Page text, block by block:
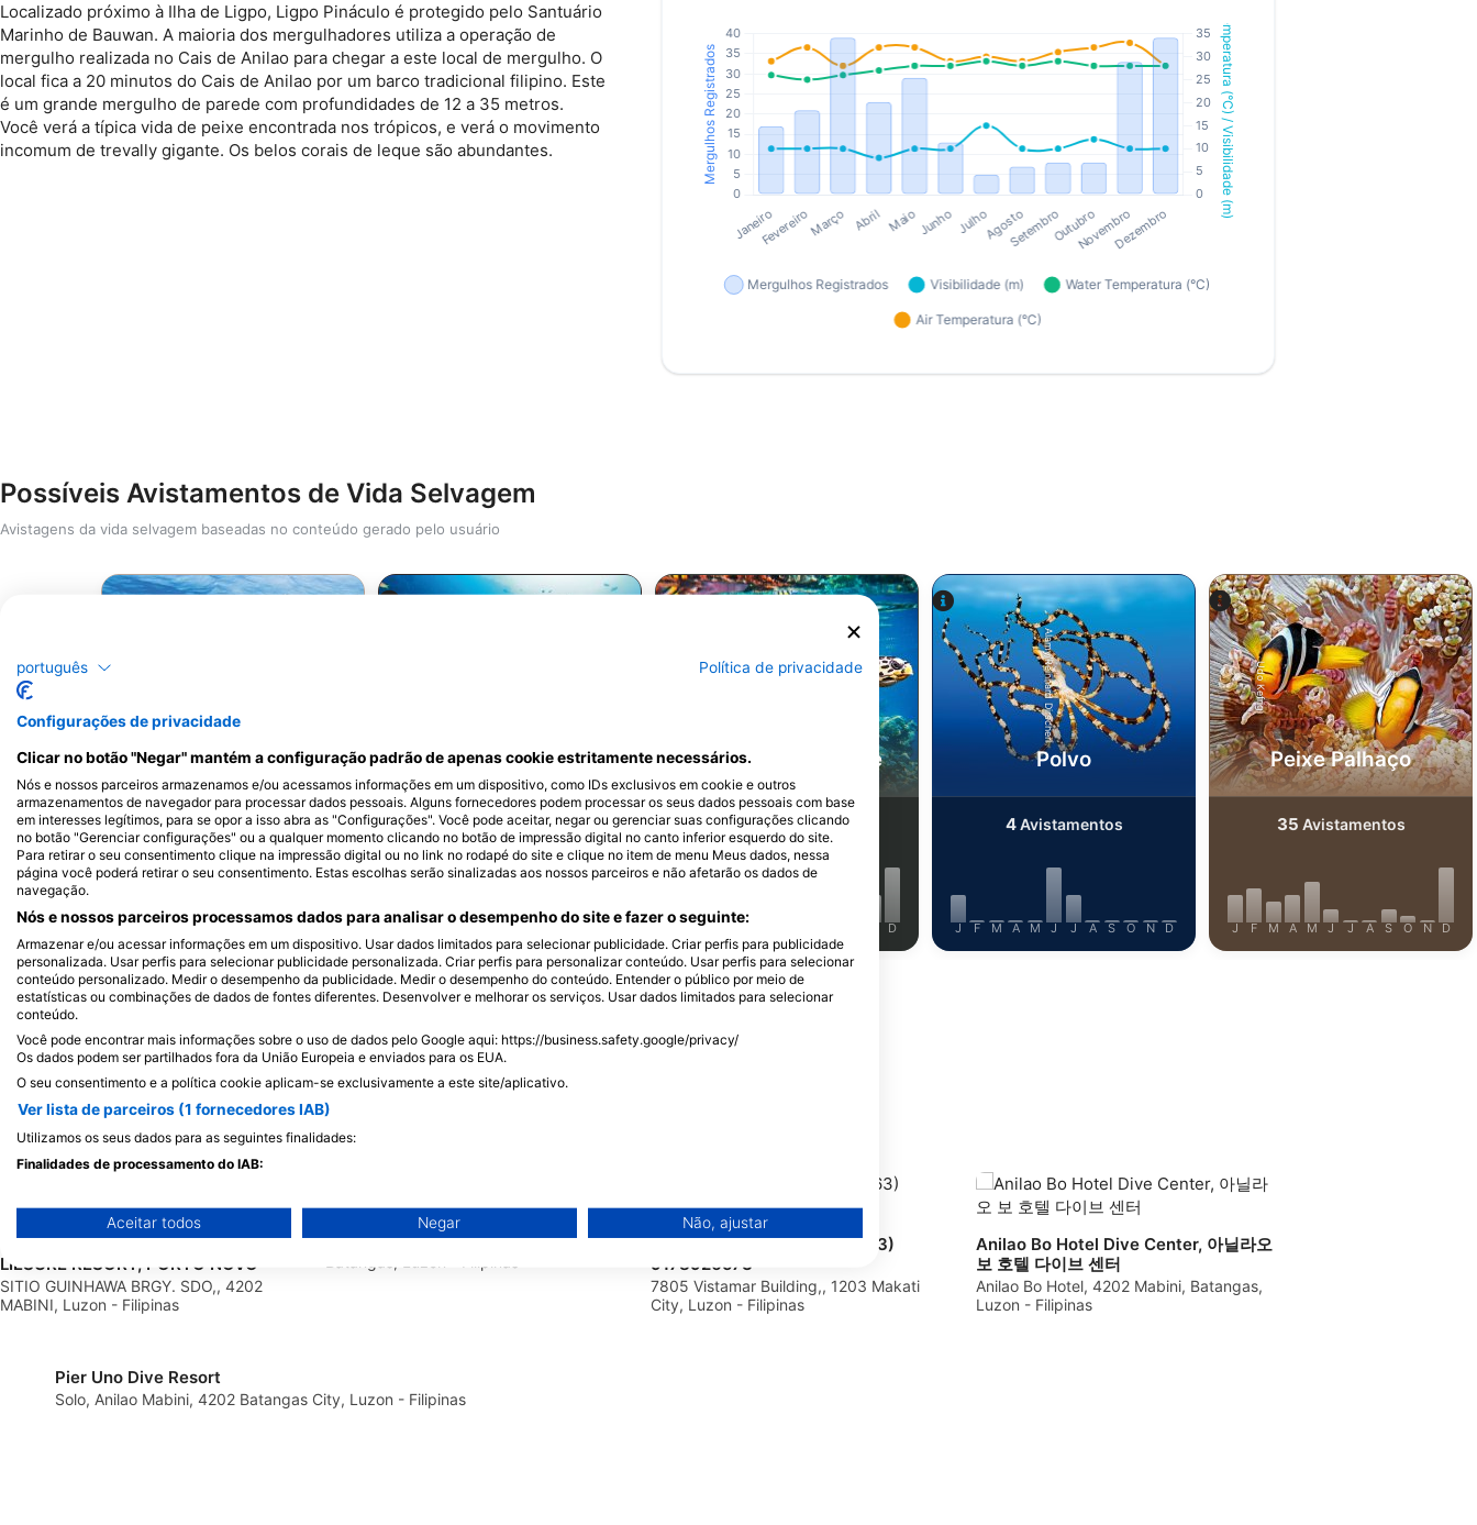
Localizado próximo à Ilha de Ligpo, Ligpo Pináculo é protegido pelo Santuário
Marinho de Bauwan. A maioria dos mergulhadores utiliza a operação de
mergulho realizada no Cais de Anilao para chegar a este local de mergulho. O
local fica a 20 minutos do Cais de Anilao por um barco tradicional filipino. Este
é um grande mergulho de parede com profundidades de 12 a 35 metros.
Você verá a típica vida de peixe encontrada nos trópicos, e verá o movimento
incomum de trevally gigante. Os belos corais de leque são abundantes.
Possíveis Avistamentos de Vida Selvagem
Avistagens da vida selvagem baseadas no conteúdo gerado pelo usuário
Tartaruga Verde
8Avistamentos
F A J J S D
Moréia
8Avistamentos
F M O D
Shutterstock-Andrey Armyagov
Tartaruga de Pente
6Avistamentos
J F A D
Alamy/Reinhard Dirscherl
Polvo
4Avistamentos
J F M A M J J A S O N D
Udo Kefrig
Peixe Palhaço
35 Avistamentos
J F M A M J J A S O N D
Mostrar Mais Animais
Centros de Mergulho que atendem a este Ponto de Mergulho
PORTO NOVO ANILAO DIVE &
LIESURE RESORT, PORTO NOVO
SITIO GUINHAWA BRGY. SDO,, 4202
MABINI, Luzon - Filipinas
Club J Dive Resort
Brgy Sanjose,Mabini,Batangas, 4202
Scuba Academy Manila, (+63)
9178926573
7805 Vistamar Building,, 1203 Makati
City, Luzon - Filipinas
Anilao Bo Hotel Dive Center, 아닐라오
보 호텔 다이브 센터
Anilao Bo Hotel, 4202 Mabini, Batangas,
Luzon - Filipinas
Pier Uno Dive Resort
Solo, Anilao Mabini, 4202 Batangas City, Luzon - Filipinas
português Política de privacidade
Configurações de privacidade
Clicar no botão "Negar" mantém a configuração padrão de apenas cookie estritamente necessários.
Nós e nossos parceiros armazenamos e/ou acessamos informações em um dispositivo, como IDs exclusivos em cookie e outros
armazenamentos de navegador para processar dados pessoais. Alguns fornecedores podem processar os seus dados pessoais com base
em interesses legítimos, para se opor a isso abra as "Configurações". Você pode aceitar, negar ou gerenciar suas configurações clicando
no botão "Gerenciar configurações" ou a qualquer momento clicando no botão de impressão digital no canto inferior esquerdo do site.
Para retirar o seu consentimento clique na impressão digital ou no link no rodapé do site e clique no item de menu Meus dados, nessa
página você poderá retirar o seu consentimento. Estas escolhas serão sinalizadas aos nossos parceiros e não afetarão os dados de
navegação.
Nós e nossos parceiros processamos dados para analisar o desempenho do site e fazer o seguinte:
Armazenar e/ou acessar informações em um dispositivo. Usar dados limitados para selecionar publicidade. Criar perfis para publicidade
personalizada. Usar perfis para selecionar publicidade personalizada. Criar perfis para personalizar conteúdo. Usar perfis para selecionar
conteúdo personalizado. Medir o desempenho da publicidade. Medir o desempenho do conteúdo. Entender o público por meio de
estatísticas ou combinações de dados de fontes diferentes. Desenvolver e melhorar os serviços. Usar dados limitados para selecionar
conteúdo.
Você pode encontrar mais informações sobre o uso de dados pelo Google aqui: https://business.safety.google/privacy/
Os dados podem ser partilhados fora da União Europeia e enviados para os EUA.
O seu consentimento e a política cookie aplicam-se exclusivamente a este site/aplicativo.
Ver lista de parceiros (1 fornecedores IAB)
Utilizamos os seus dados para as seguintes finalidades:
Finalidades de processamento do IAB:
Usar dados limitados para selecionar publicidade
Criar perfis para publicidade personalizada
Criar perfis para personalizar conteúdo
Aceitar todos Negar Não, ajustar